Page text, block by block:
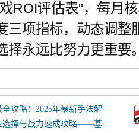
ROI评估表"，每月
三项指标，动态调整
择永远比努力更重要
攻略：2025年最新手法解
选择与战力速成攻略——基